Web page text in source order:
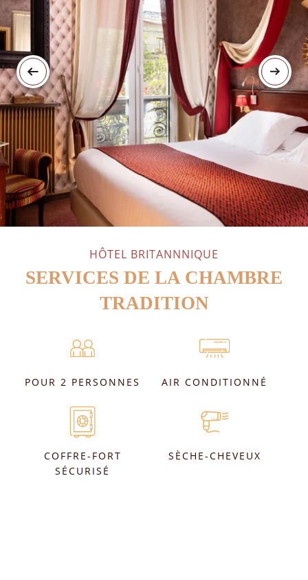
HÔTEL BRITANNNIQUE
SERVICES DE LA CHAMBRE
TRADITION
POUR 2 PERSONNES AIR CONDITIONNÉ
COFFRE-FORT
SÉCURISÉ
SÈCHE-CHEVEUX